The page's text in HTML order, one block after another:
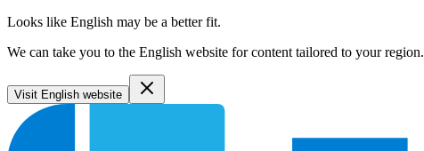
Looks like English may be a better fit.
We can take you to the English website for content tailored to your region.
Visit English website